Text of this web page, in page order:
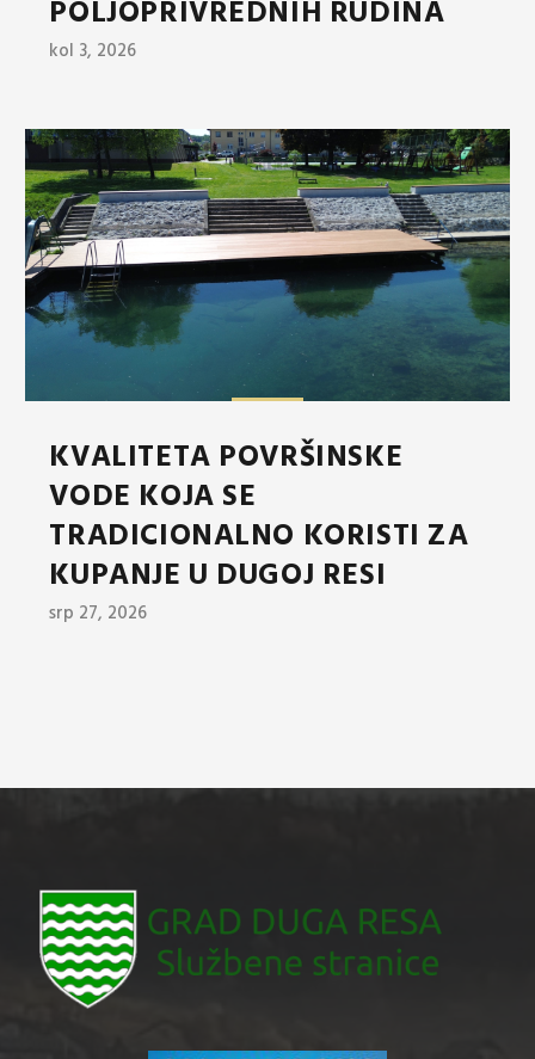
POLJOPRIVREDNIH RUDINA
kol 3, 2026
KVALITETA POVRŠINSKE
VODE KOJA SE
TRADICIONALNO KORISTI ZA
KUPANJE U DUGOJ RESI
srp 27, 2026